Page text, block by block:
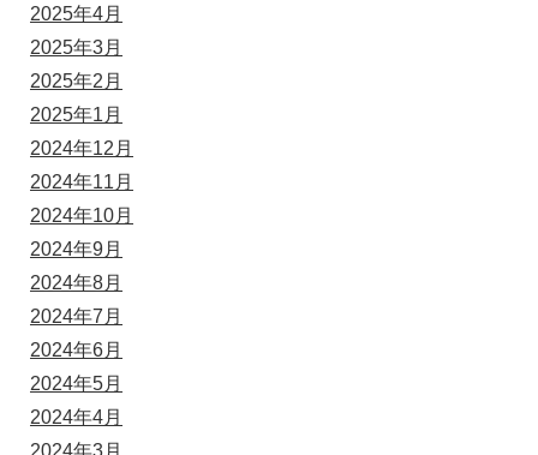
2025年4月
2025年3月
2025年2月
2025年1月
2024年12月
2024年11月
2024年10月
2024年9月
2024年8月
2024年7月
2024年6月
2024年5月
2024年4月